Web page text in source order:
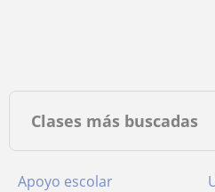
Clases más buscadas
Apoyo escolar